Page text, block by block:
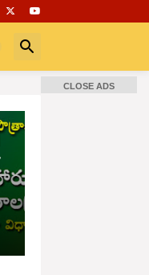
భగవద్గీత
CLOSE ADS